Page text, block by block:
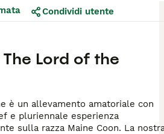
The Lord of the
Condividi utente
è un allevamento amatoriale con
e pluriennale esperienza
sulla razza Maine Coon. La